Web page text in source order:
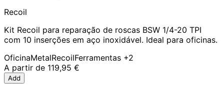
Recoil
Kit Recoil para reparação de roscas BSW 1/4-20 TPI
com 10 inserções em aço inoxidável. Ideal para oficinas.
OficinaMetalRecoilFerramentas +2
A partir de 119,95 €
Add